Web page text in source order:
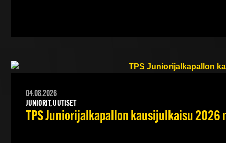
04.08.2026
JUNIORIT, UUTISET
TPS Juniorijalkapallon kausijulkaisu 2026